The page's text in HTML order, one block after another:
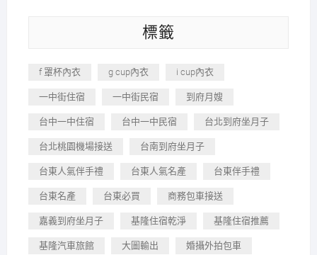
標籤
f 罩杯內衣 g cup內衣 i cup內衣
一中街住宿 一中街民宿 到府月嫂
台中一中住宿 台中一中民宿 台北到府坐月子
台北桃園機場接送 台南到府坐月子
台東人氣伴手禮 台東人氣名產 台東伴手禮
台東名產 台東必買 商務包車接送
嘉義到府坐月子 基隆住宿乾淨 基隆住宿推薦
基隆汽車旅館 大圖輸出 婚攝外拍包車